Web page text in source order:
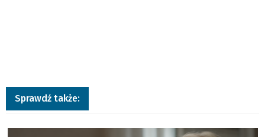
Sprawdź także:
a